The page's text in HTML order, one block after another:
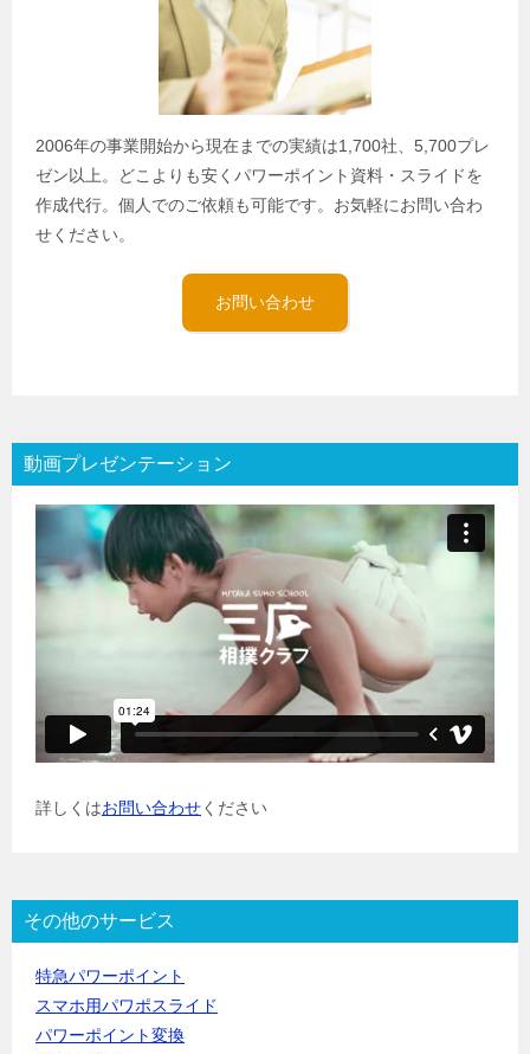
2006年の事業開始から現在までの実績は1,700社、5,700プレ
ゼン以上。どこよりも安くパワーポイント資料・スライドを
作成代行。個人でのご依頼も可能です。お気軽にお問い合わ
せください。
お問い合わせ
動画プレゼンテーション
詳しくはお問い合わせください
その他のサービス
特急パワーポイント
スマホ用パワポスライド
パワーポイント変換